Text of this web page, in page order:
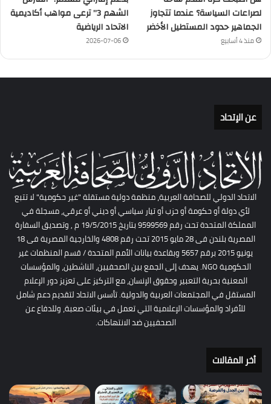
لصراعات السياسة؟ عندما تتجاوز
الجماهير حدود المستطيل الأخضر
منذ 4 أسابيع
الشهم 3” ترعى مواهب أكاديمية
الاتحاد الرياضية
2026-07-06
عن الإتحاد
الاتحاد الدولي للصحافة العربية، منظمة دولية مستقلة "غير حكومية" لا تتبع
لأي دولة أو حكومة أو حزب أو تيار سياسي أو ديني أو عرقي، مسجلة في
المملكة المتحدة تحت رقم 9599569 بتاريخ 19/5/2015 م , وتصديق السفارة
المصرية بلندن فى 28 مايو 2015 تحت رقم 4808 والخارجية المصرية فى 18
يونيو 2015 برقم 5657 وبقاعدة بيانات الأمم المتحدة / قسم المنظمات غير
الحكومية NGO. يهدف إلى الجمع بين الصحفيين، الناشطين، والمؤسسات
المعنية بحرية التعبير وحقوق الإنسان، مع التركيز على تعزيز دور الإعلام
المستقل في المجتمعات العربية والدولية. تأسس الاتحاد لتقديم دعم شامل
للأفراد والمؤسسات الإعلامية التي تعمل في بيئات صعبة، وللدفاع عن
الصحفيين ضد الانتهاكات.
أخر المقالات